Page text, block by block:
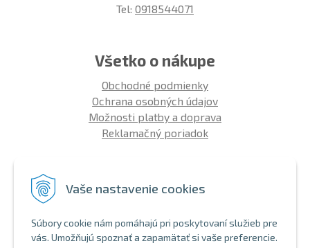
Vaše nastavenie cookies
Súbory cookie nám pomáhajú pri poskytovaní služieb pre
vás. Umožňujú spoznať a zapamätať si vaše preferencie.
Tel: 0918544071
Všetko o nákupe
Obchodné podmienky
Ochrana osobných údajov
Možnosti platby a doprava
Reklamačný poriadok
Aký bicykel kúpiť 26' | 27,5' | 29'